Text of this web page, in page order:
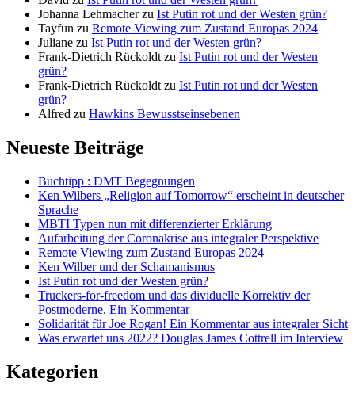
Johanna Lehmacherzu Ist Putin rot und der Westen grün?
Tayfun zu Remote Viewing zum Zustand Europas 2024
Juliane zu Ist Putin rot und der Westen grün?
Frank-Dietrich Rückoldt zu Ist Putin rot und der Westen
grün?
Frank-Dietrich Rückoldt zu Ist Putin rot und der Westen
grün?
Alfred zu Hawkins Bewusstseinsebenen
Neueste Beiträge
Buchtipp : DMT Begegnungen
Ken Wilbers „Religion auf Tomorrow“ erscheint in deutscher
Sprache
MBTI Typen nun mit differenzierter Erklärung
Aufarbeitung der Coronakrise aus integraler Perspektive
Remote Viewing zum Zustand Europas 2024
Ken Wilber und der Schamanismus
Ist Putin rot und der Westen grün?
Truckers-for-freedom und das dividuelle Korrektiv der
Postmoderne. Ein Kommentar
Solidarität für Joe Rogan! Ein Kommentar aus integraler Sicht
Was erwartet uns 2022? Douglas James Cottrell im Interview
Kategorien